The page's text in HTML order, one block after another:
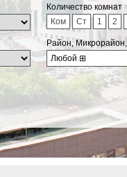
Количество комнат
Ком
Ст 1 2
Район,
Любой ⊞